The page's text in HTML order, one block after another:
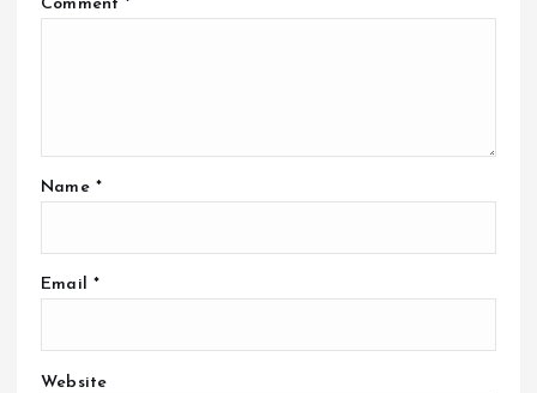
Comment*
Name *
Email *
Website